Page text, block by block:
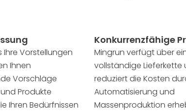
Ihre Vorstellungen
Ihnen
Vorschläge
Produkte
Ihren Bedürfnissen
Konkurrenzfähige
Mingrun verfügt über
vollständige Lieferkette
reduziert die Kosten
Automatisierung und
Massenproduktion